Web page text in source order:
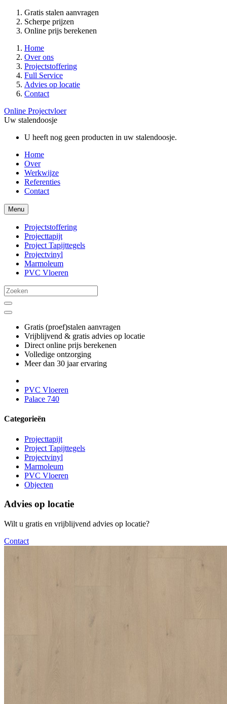
Gratis stalen aanvragen
Scherpe prijzen
Online prijs berekenen
Home
Over ons
Projectstoffering
Full Service
Advies op locatie
Contact
Online Projectvloer
Uw stalendoosje
U heeft nog geen producten in uw stalendoosje.
Home
Over
Werkwijze
Referenties
Contact
Menu
Projectstoffering
Projecttapijt
Project Tapijttegels
Projectvinyl
Marmoleum
PVC Vloeren
Gratis (proef)stalen aanvragen
Vrijblijvend & gratis advies op locatie
Direct online prijs berekenen
Volledige ontzorging
Meer dan 30 jaar ervaring
PVC Vloeren
Palace 740
Categorieën
Projecttapijt
Project Tapijttegels
Projectvinyl
Marmoleum
PVC Vloeren
Objecten
Advies op locatie
Wilt u gratis en vrijblijvend advies op locatie?
Contact